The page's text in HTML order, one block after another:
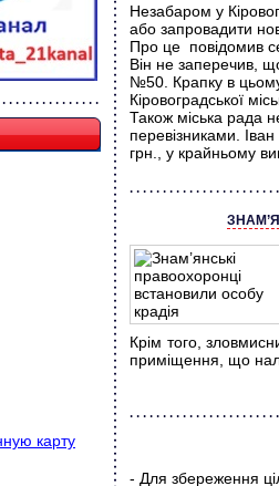
карту
Незабаром у
або запровадити
Про це повідомив
Він не заперечив,
№50. Крапку в цьому
Кіровоградської
Також міська рада
перевізниками.
грн., у крайньому
Крім того,
приміщення, що
- Для збереження